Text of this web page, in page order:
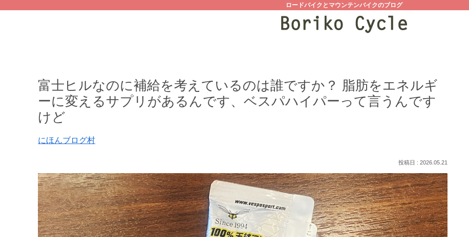
ロードバイクとマウンテンバイクのブログ
富士ヒルなのに補給を考えているのは誰ですか？ 脂肪をエネルギ
ーに変えるサプリがあるんです、ベスパハイパーって言うんです
けど
にほんブログ村
2026.05.21